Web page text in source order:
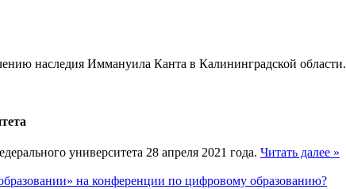
наследия Иммануила Канта в Калининградской области.
университета 28 апреля 2021 года. Читать далее »
на конференции по цифровому образованию?